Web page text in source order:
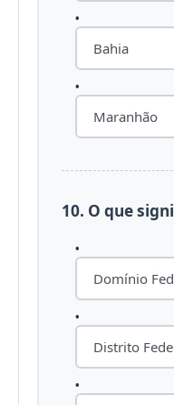
Bahia
Maranhão
10. O que
Domínio
Distrito